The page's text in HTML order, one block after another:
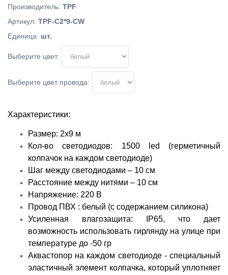
Производитель: TPF
Артикул: TPF-C2*9-CW
Единица: шт.
Выберите цвет:
Выберите цвет провода:
Характеристики:
Размер: 2х9 м
Кол-во светодиодов: 1500 led (герметичный
колпачок на каждом светодиоде)
Шаг между светодиодами – 10 см
Расстояние между нитями – 10 см
Напряжение: 220 В
Провод ПВХ : белый (с содержанием силикона)
Усиленная влагозащита: IP65, что дает
возможность использовать гирлянду на улице при
температуре до -50 гр
Аквастопор на каждом светодиоде - специальный
эластичный элемент колпачка, который уплотняет